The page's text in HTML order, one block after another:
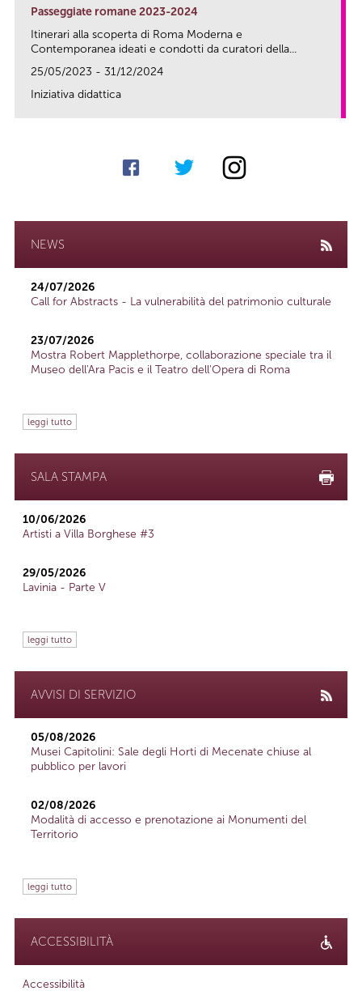
Passeggiate romane 2023-2024
Itinerari alla scoperta di Roma Moderna e
Contemporanea ideati e condotti da curatori della...
25/05/2023 - 31/12/2024
Iniziativa didattica
NEWS
24/07/2026
Call for Abstracts - La vulnerabilità del patrimonio culturale
23/07/2026
Mostra Robert Mapplethorpe, collaborazione speciale tra il
Museo dell'Ara Pacis e il Teatro dell'Opera di Roma
leggi tutto
SALA STAMPA
10/06/2026
Artisti a Villa Borghese #3
29/05/2026
Lavinia - Parte V
leggi tutto
AVVISI DI SERVIZIO
05/08/2026
Musei Capitolini: Sale degli Horti di Mecenate chiuse al
pubblico per lavori
02/08/2026
Modalità di accesso e prenotazione ai Monumenti del
Territorio
leggi tutto
ACCESSIBILITÀ
Accessibilità